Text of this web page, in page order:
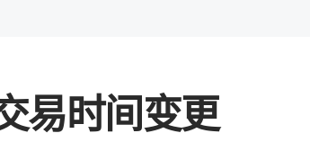
入金和出金
适用于iOS的MetaTrader 4
xChief移动应用程序
易时间变更